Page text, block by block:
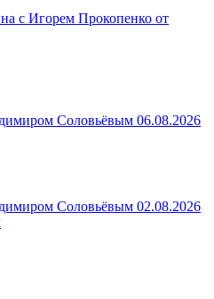
с Игорем Прокопенко от
Соловьёвым 06.08.2026
Соловьёвым 02.08.2026